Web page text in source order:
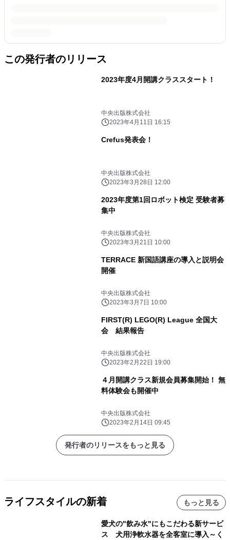
この発行者のリリース
2023年度4月開講クラススタート！
中央出版株式会社
2023年4月11日 16:15
Crefus発表会！
中央出版株式会社
2023年3月28日 12:00
2023年度第1回ロボット検定 受験者募
集中
中央出版株式会社
2023年3月21日 10:00
TERRACE 新国語講座の導入と説明会
開催
中央出版株式会社
2023年3月7日 10:00
FIRST(R) LEGO(R) League 全国大
会 結果報告
中央出版株式会社
2023年2月22日 19:00
４月開講クラス新規会員募集開始！ 無
料体験会も開催中
中央出版株式会社
2023年2月14日 09:45
発行者のリリースをもっと見る
ライフスタイルの新着 もっと見る
愛犬の"飲み水"にもこだわる新サービ
ス 犬用浄軟水器を全客室に導入～く